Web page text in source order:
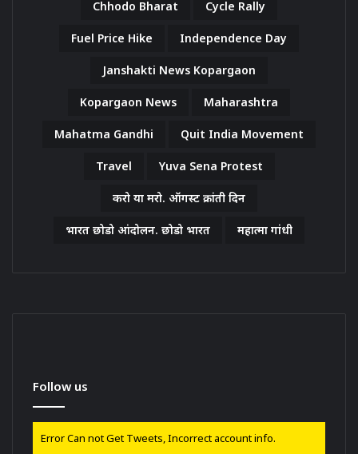
Chhodo Bharat Cycle Rally
Fuel Price Hike Independence Day
Janshakti News Kopargaon
Kopargaon News Maharashtra
Mahatma Gandhi Quit India Movement
Travel Yuva Sena Protest
करो या मरो. ऑगस्ट क्रांती दिन
भारत छोडो आंदोलन. छोडो भारत महात्मा गांधी
Follow us
Error Can not Get Tweets, Incorrect account info.